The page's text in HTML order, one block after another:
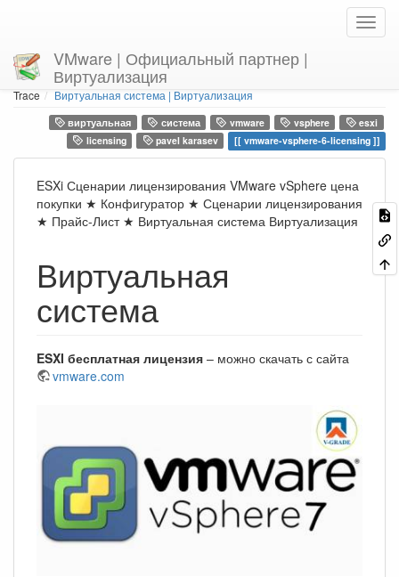
VMware | Официальный партнер |
Виртуализация
You are here
Home
Trace
Виртуальная система | Виртуализация
виртуальная система vmware vsphere
esxi
licensing
pavel karasev vmware-vsphere-6-licensing
ESXi Сценарии лицензирования VMware vSphere цена
покупки ★ Конфигуратор ★ Сценарии лицензирования
★ Прайс-Лист ★ Виртуальная система Виртуализация
Виртуальная
система
ESXI бесплатная лицензия – можно скачать с сайта
vmware.com